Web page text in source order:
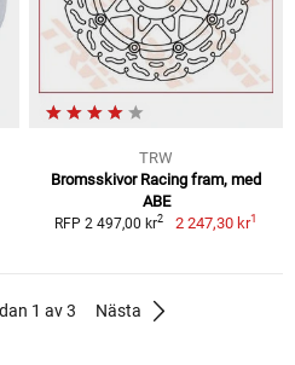
TRW
Bromsskivor Racing fram, med
ABE
RFP 2 497,00 kr2 2 247,30 kr1
1 av 3 Nästa